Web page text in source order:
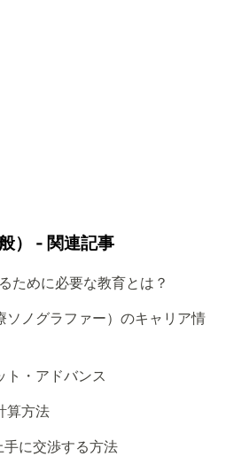
） - 関連記事
ために必要な教育とは？
ソノグラファー）のキャリア情
ト・アドバンス
算方法
に交渉する方法